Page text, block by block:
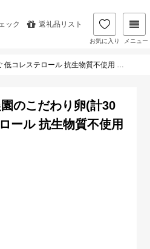
ック 返礼品リスト
お気に入り メニュー
用 卵かけご飯 TKG 訳あり【いちき農園】
のこだわり卵(計30
ール 抗生物質不使用